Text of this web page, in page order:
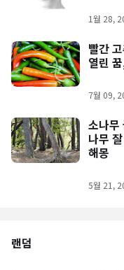
1월 28,
빨간
열린
7월 09,
소나무
나무
해몽
5월 21,
랜덤